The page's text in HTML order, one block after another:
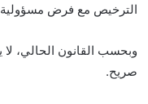
الترخيص مع فرض
وبحسب القانون
صريح.